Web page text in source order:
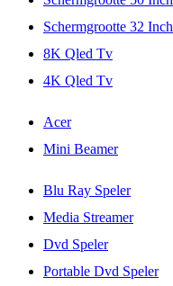
Schermgrootte 32 Inch
8K Qled Tv
4K Qled Tv
Acer
Mini Beamer
Blu Ray Speler
Media Streamer
Dvd Speler
Portable Dvd Speler